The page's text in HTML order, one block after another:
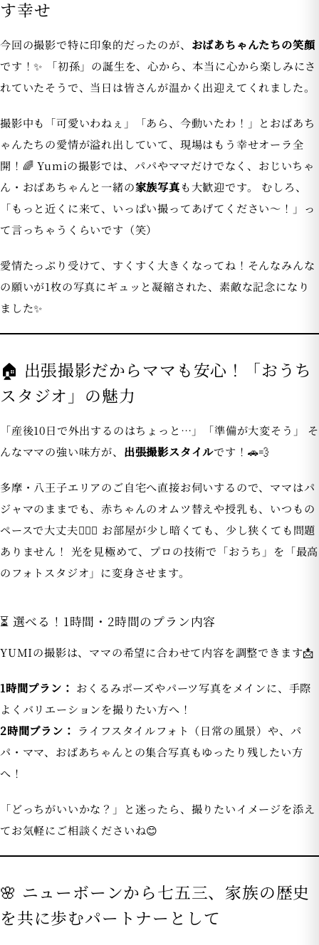
す幸せ
今回の撮影で特に印象的だったのが、 おばあちゃんたちの笑顔
です！✨ 「初孫」の誕生を、心から、本当に心から楽しみにさ
れていたそうで、当日は皆さんが温かく出迎えてくれました。
撮影中も「可愛いわねぇ」「あら、今動いたわ！」とおばあち
ゃんたちの愛情が溢れ出していて、現場はもう幸せオーラ全
開！🌈 Yumiの撮影では、パパやママだけでなく、おじいちゃ
ん・おばあちゃんと一緒の家族写真も大歓迎です。 むしろ、
「もっと近くに来て、いっぱい撮ってあげてください〜！」っ
て言っちゃうくらいです（笑）
愛情たっぷり受けて、すくすく大きくなってね！そんなみんな
の願いが1枚の写真にギュッと凝縮された、素敵な記念になり
ました✨
🏠 出張撮影だからママも安心！「おうち
スタジオ」の魅力
「産後10日で外出するのはちょっと…」「準備が大変そう」 そ
んなママの強い味方が、 出張撮影スタイルです！🚗💨
多摩・八王子エリアのご自宅へ直接お伺いするので、ママはパ
ジャマのままでも、赤ちゃんのオムツ替えや授乳も、いつもの
ペースで大丈夫🙆‍♀️✨ お部屋が少し暗くても、少し狭くても問題
ありません！ 光を見極めて、プロの技術で「おうち」を「最高
のフォトスタジオ」に変身させます。
⏳ 選べる！1時間・2時間のプラン内容
YUMIの撮影は、ママの希望に合わせて内容を調整できます📩
1時間プラン： おくるみポーズやパーツ写真をメインに、手際
よくバリエーションを撮りたい方へ！
2時間プラン： ライフスタイルフォト（日常の風景）や、パ
パ・ママ、おばあちゃんとの集合写真もゆったり残したい方
へ！
「どっちがいいかな？」と迷ったら、撮りたいイメージを添え
てお気軽にご相談くださいね😊
🌸 ニューボーンから七五三、家族の歴史
を共に歩むパートナーとして